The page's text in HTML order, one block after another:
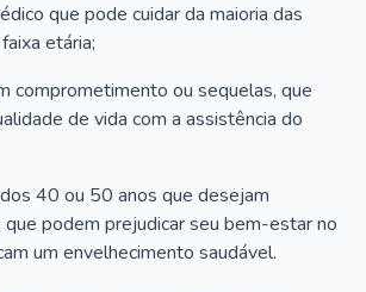
que pode cuidar da maioria das
etária;
comprometimento ou sequelas, que
de vida com a assistência do
40 ou 50 anos que desejam
que podem prejudicar seu bem-estar no
um envelhecimento saudável.